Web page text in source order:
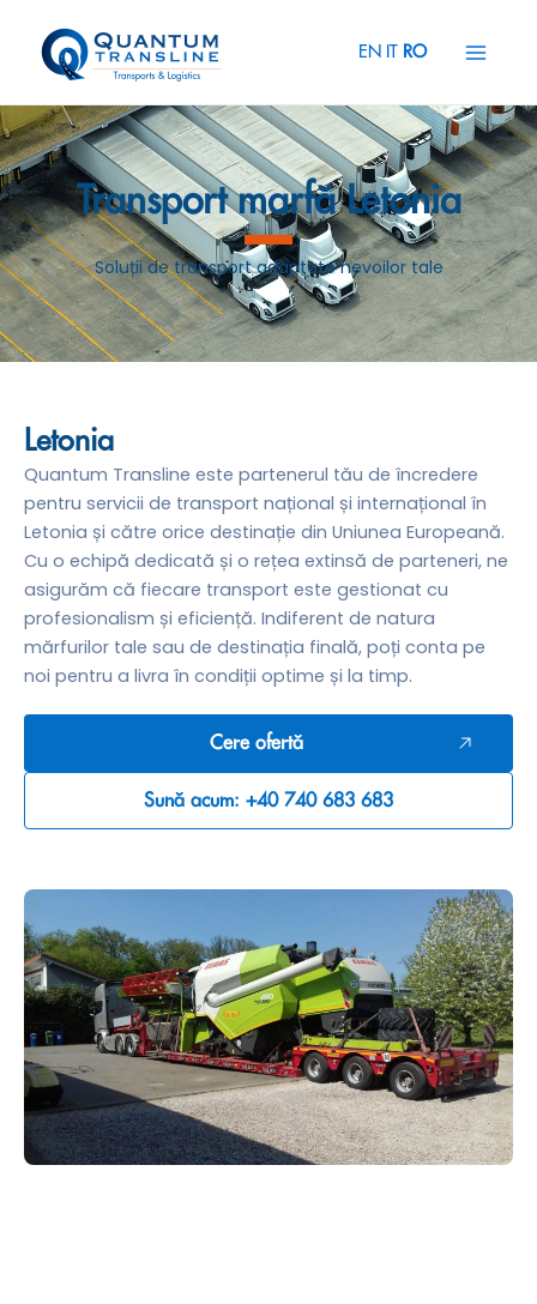
content
EN IT RO
Transport marfă Letonia
Soluții de transport adaptate nevoilor tale
Letonia
Quantum Transline este partenerul tău de încredere
pentru servicii de transport național și internațional în
Letonia și către orice destinație din Uniunea Europeană.
Cu o echipă dedicată și o rețea extinsă de parteneri, ne
asigurăm că fiecare transport este gestionat cu
profesionalism și eficiență. Indiferent de natura
mărfurilor tale sau de destinația finală, poți conta pe
noi pentru a livra în condiții optime și la timp.
Cere ofertă
Sună acum: +40 740 683 683